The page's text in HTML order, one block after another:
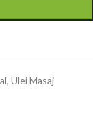
, Ulei Masaj